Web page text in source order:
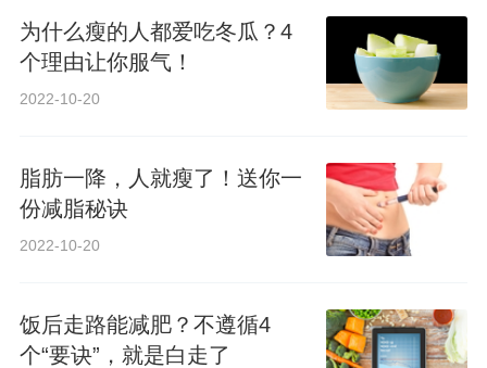
为什么瘦的人都爱吃冬瓜？4
个理由让你服气！
2022-10-20
脂肪一降，人就瘦了！送你一
份减脂秘诀
2022-10-20
饭后走路能减肥？不遵循4
个“要诀”，就是白走了